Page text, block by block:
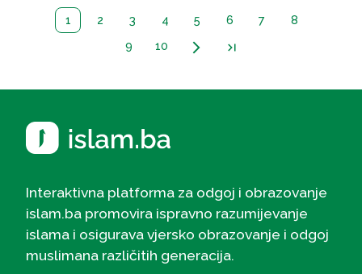
strane drugih, zanima me da li je dozvoljen i
ispravan?
1 2 3 4 5 6 7
8
9
10 arrow_forward_ios last_page
Interaktivna platforma za odgoj i obrazovanje
islam.ba promovira ispravno razumijevanje
islama i osigurava vjersko obrazovanje i odgoj
muslimana različitih generacija.